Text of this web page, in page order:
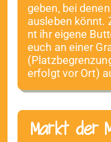
geben, bei
ausleben kön­nt.
nt ihr eigene
euch an ein­er
erfol­gt vor Ort)
Markt der